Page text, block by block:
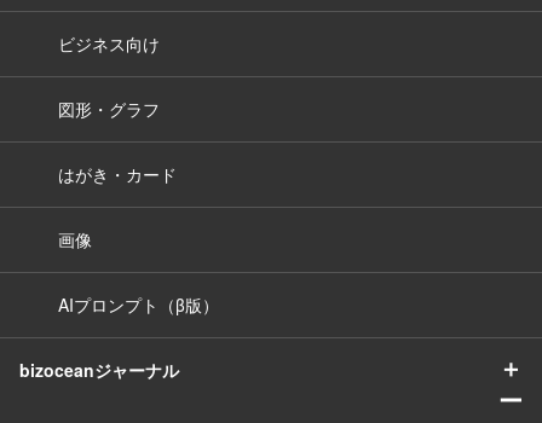
ビジネス向け
図形・グラフ
はがき・カード
画像
AIプロンプト（β版）
bizoceanジャーナル
＋
ー